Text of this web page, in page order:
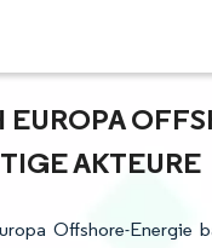
AKTEURE
Offshore-Energie